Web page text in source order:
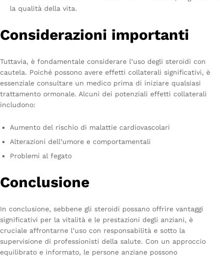
la qualità della vita.
Considerazioni importanti
Tuttavia, è fondamentale considerare l’uso degli steroidi con
cautela. Poiché possono avere effetti collaterali significativi, è
essenziale consultare un medico prima di iniziare qualsiasi
trattamento ormonale. Alcuni dei potenziali effetti collaterali
includono:
Aumento del rischio di malattie cardiovascolari
Alterazioni dell’umore e comportamentali
Problemi al fegato
Conclusione
In conclusione, sebbene gli steroidi possano offrire vantaggi
significativi per la vitalità e le prestazioni degli anziani, è
cruciale affrontarne l’uso con responsabilità e sotto la
supervisione di professionisti della salute. Con un approccio
equilibrato e informato, le persone anziane possono